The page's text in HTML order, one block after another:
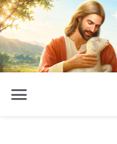
परमेश्वर के समक्ष अपने